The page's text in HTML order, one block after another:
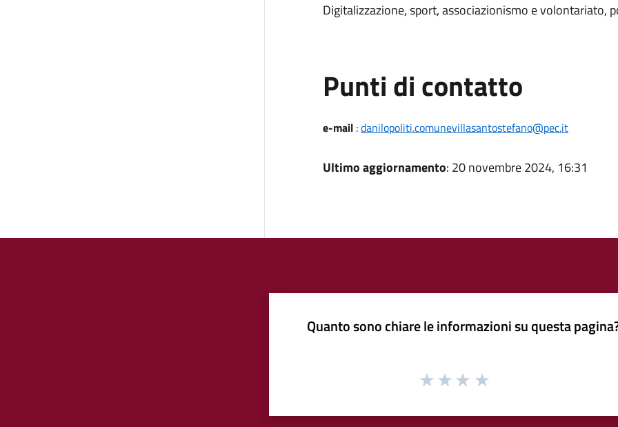
Digitalizzazione, sport, associazionismo e volontariato,
Punti di contatto
e-mail:danilopoliti.comunevillasantostefano@pec.it
Ultimo aggiornamento: 20 novembre 2024, 16:31
Quanto sono chiare le informazioni su questa